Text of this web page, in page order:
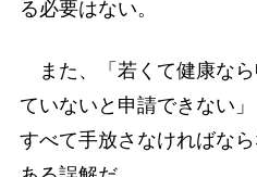
る必要はない。
また、「若くて健康な
ていないと申請できない
すべて手放さなければな